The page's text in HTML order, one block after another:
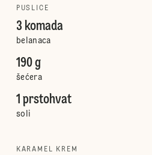
PUSLICE
3 komada
belanaca
190 g
šećera
1 prstohvat
soli
KARAMEL KREM